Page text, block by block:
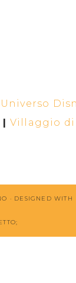
Universo
| Villaggio di
· DESIGNED WITH
;